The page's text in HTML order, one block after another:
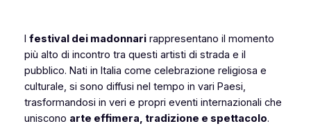
I festival dei madonnarirappresentano il momento
più alto di incontro tra questi artisti di strada e il
pubblico. Nati in Italia come celebrazione religiosa e
culturale, si sono diffusi nel tempo in vari Paesi,
trasformandosi in veri e propri eventi internazionali che
uniscono arte effimera, tradizione e spettacolo.